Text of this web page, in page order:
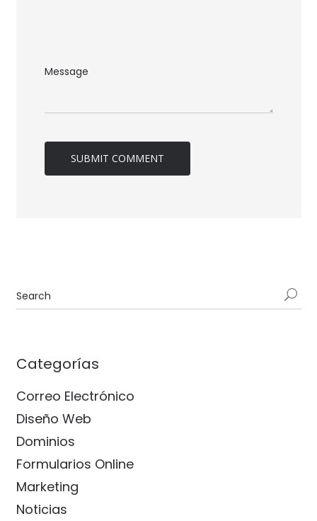
Categorías
Correo Electrónico
Diseño Web
Dominios
Formularios Online
Marketing
Noticias